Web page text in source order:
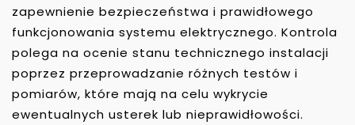
zapewnienie bezpieczeństwa i prawidłowego
funkcjonowania systemu elektrycznego. Kontrola
polega na ocenie stanu technicznego instalacji
poprzez przeprowadzanie różnych testów i
pomiarów, które mają na celu wykrycie
ewentualnych usterek lub nieprawidłowości.